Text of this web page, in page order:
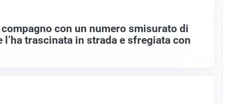
con un numero smisurato di
trascinata in strada e sfregiata con